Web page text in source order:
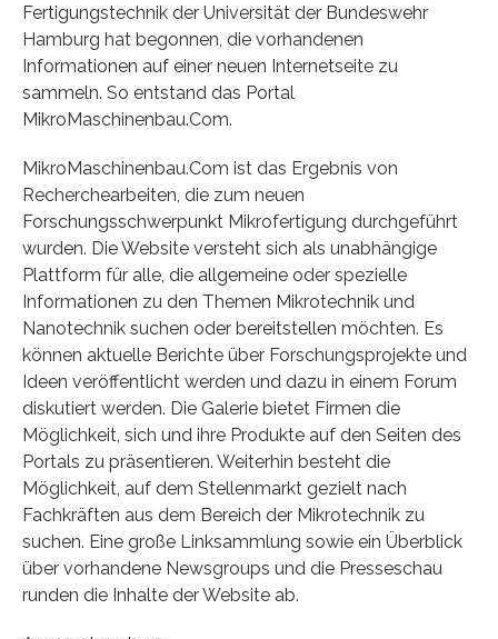
Fertigungstechnik der Universität der Bundeswehr
Hamburg hat begonnen, die vorhandenen
Informationen auf einer neuen Internetseite zu
sammeln. So entstand das Portal
MikroMaschinenbau.Com.
MikroMaschinenbau.Com ist das Ergebnis von
Recherchearbeiten, die zum neuen
Forschungsschwerpunkt Mikrofertigung durchgeführt
wurden. Die Website versteht sich als unabhängige
Plattform für alle, die allgemeine oder spezielle
Informationen zu den Themen Mikrotechnik und
Nanotechnik suchen oder bereitstellen möchten. Es
können aktuelle Berichte über Forschungsprojekte und
Ideen veröffentlicht werden und dazu in einem Forum
diskutiert werden. Die Galerie bietet Firmen die
Möglichkeit, sich und ihre Produkte auf den Seiten des
Portals zu präsentieren. Weiterhin besteht die
Möglichkeit, auf dem Stellenmarkt gezielt nach
Fachkräften aus dem Bereich der Mikrotechnik zu
suchen. Eine große Linksammlung sowie ein Überblick
über vorhandene Newsgroups und die Presseschau
runden die Inhalte der Website ab.